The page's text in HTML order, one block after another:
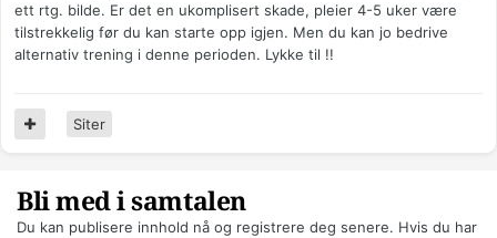
ett rtg. bilde. Er det en ukomplisert skade, pleier 4-5 uker være
tilstrekkelig før du kan starte opp igjen. Men du kan jo bedrive
alternativ trening i denne perioden. Lykke til !!
Siter
Bli med i samtalen
Du kan publisere innhold nå og registrere deg senere. Hvis du har